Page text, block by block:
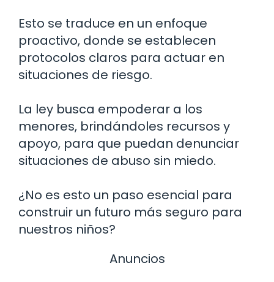
Esto se traduce en un enfoque
proactivo, donde se establecen
protocolos claros para actuar en
situaciones de riesgo.
La ley busca empoderar a los
menores, brindándoles recursos y
apoyo, para que puedan denunciar
situaciones de abuso sin miedo.
¿No es esto un paso esencial para
construir un futuro más seguro para
nuestros niños?
Anuncios